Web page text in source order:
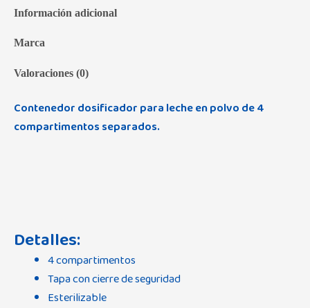
Información adicional
Marca
Valoraciones (0)
Contenedor dosificador para leche en polvo de 4
compartimentos separados.
Detalles:
4 compartimentos
Tapa con cierre de seguridad
Esterilizable